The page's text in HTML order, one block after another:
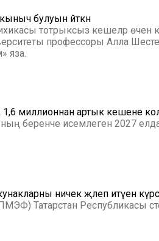
булуын әйткән
тотрыксыз кешеләр
яза.
миллионнан артык кешене
беренче исемлеген 2027
ничек җәлеп итүен
Татарстан Республикасы